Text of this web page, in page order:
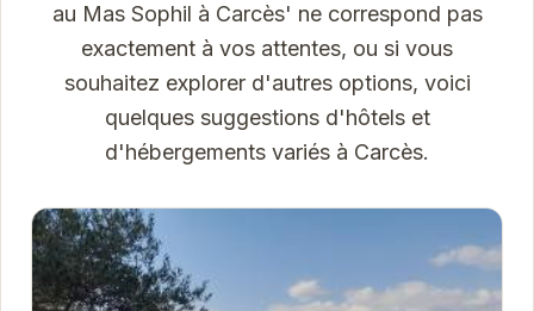
au Mas Sophil à Carcès' ne correspond pas
exactement à vos attentes, ou si vous
souhaitez explorer d'autres options, voici
quelques suggestions d'hôtels et
d'hébergements variés à Carcès.